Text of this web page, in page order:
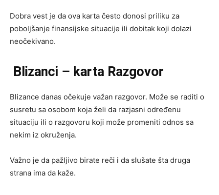
Dobra vest je da ova karta često donosi priliku za
poboljšanje finansijske situacije ili dobitak koji dolazi
neočekivano.
Blizanci – karta Razgovor
Blizance danas očekuje važan razgovor. Može se raditi o
susretu sa osobom koja želi da razjasni određenu
situaciju ili o razgovoru koji može promeniti odnos sa
nekim iz okruženja.
Važno je da pažljivo birate reči i da slušate šta druga
strana ima da kaže.